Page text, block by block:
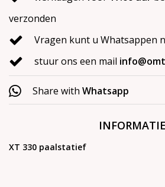
verzonden
Vragen kunt u Whatsappen
stuur ons een mail
Share with Whatsapp
INFORMATIE
XT 330 paalstatief